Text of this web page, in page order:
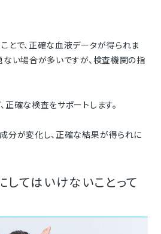
とで、正確な血液データが得られま
ない場合が多いですが、検査機関の指
確な検査をサポートします。
分が変化し、正確な結果が得られに
てはいけないことって